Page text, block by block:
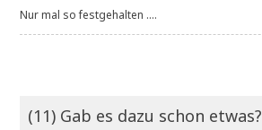
Nur mal so festgehalten ....
(11) Gab es dazu schon etwas?